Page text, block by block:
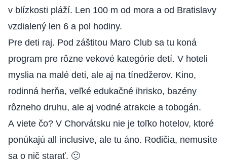
v blízkosti pláží. Len 100 m od mora a od Bratislavy
vzdialený len 6 a pol hodiny.
Pre deti raj. Pod záštitou Maro Club sa tu koná
program pre rôzne vekové kategórie detí. V hoteli
myslia na malé deti, ale aj na tínedžerov. Kino,
rodinná herňa, veľké edukačné ihrisko, bazény
rôzneho druhu, ale aj vodné atrakcie a tobogán.
A viete čo? V Chorvátsku nie je toľko hotelov, ktoré
ponúkajú all inclusive, ale tu áno. Rodičia, nemusíte
sa o nič starať. 🙂